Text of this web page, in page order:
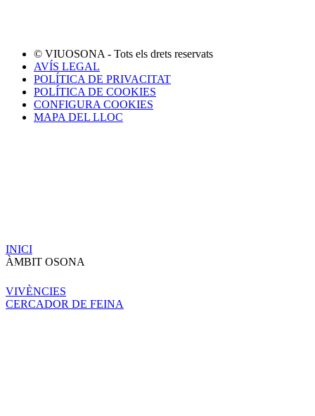
© VIUOSONA - Tots els drets reservats
AVÍS LEGAL
POLÍTICA DE PRIVACITAT
POLÍTICA DE COOKIES
CONFIGURA COOKIES
MAPA DEL LLOC
INICI
ÀMBIT OSONA
VIVÈNCIES
CERCADOR DE FEINA